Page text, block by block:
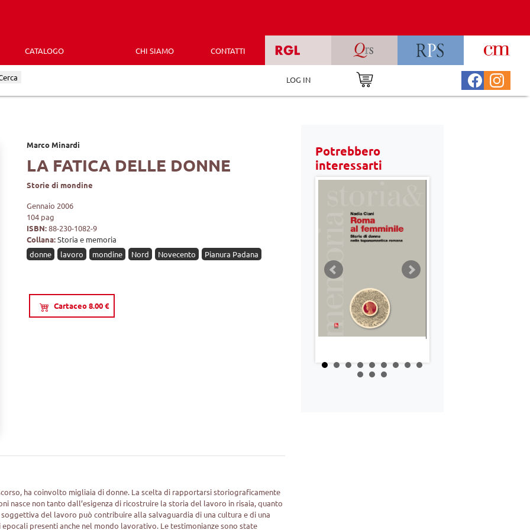
CATALOGO CHI SIAMO CONTATTI
LOG IN
Marco Minardi
LA FATICA DELLE DONNE
Storie di mondine
Gennaio 2006
104 pag
ISBN:88-230-1082-9
Collana:Storia e memoria
donne
lavoro mondine Nord Novecento Pianura Padana
Cartaceo 8.00 €
ha coinvolto migliaia di donne. La scelta di rapportarsi storiograficamente
nasce non tanto dall’esigenza di ricostruire la storia del lavoro in risaia, quanto
del lavoro può contribuire alla salvaguardia di una cultura e di una
presenti anche nel mondo lavorativo. Le testimonianze sono state
Potrebbero
interessarti